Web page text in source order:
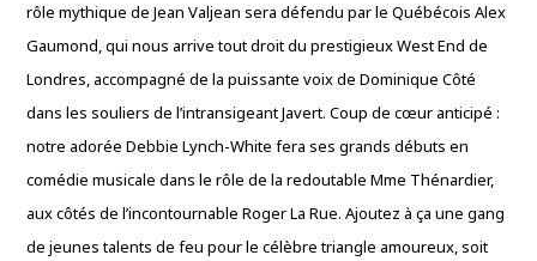
rôle mythique de Jean Valjean sera défendu par le Québécois Alex
Gaumond, qui nous arrive tout droit du prestigieux West End de
Londres, accompagné de la puissante voix de Dominique Côté
dans les souliers de l’intransigeant Javert. Coup de cœur anticipé :
notre adorée Debbie Lynch-White fera ses grands débuts en
comédie musicale dans le rôle de la redoutable Mme Thénardier,
aux côtés de l’incontournable Roger La Rue. Ajoutez à ça une gang
de jeunes talents de feu pour le célèbre triangle amoureux, soit